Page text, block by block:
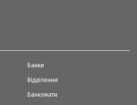
Банки
Відділення
Банкомати